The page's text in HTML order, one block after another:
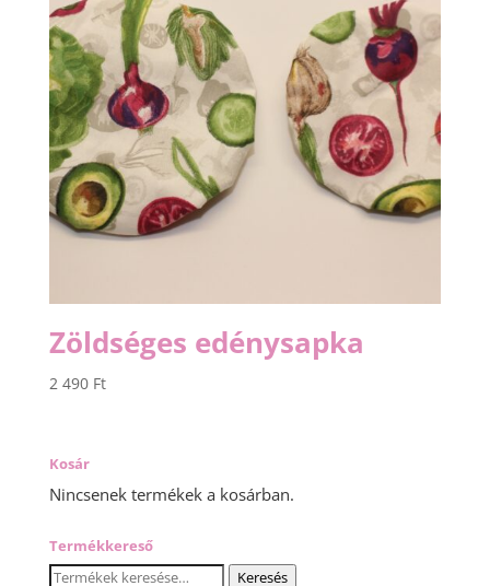
Zöldséges edénysapka
2 490 Ft
Kosár
Nincsenek termékek a kosárban.
Termékkereső
Keresés Keresés